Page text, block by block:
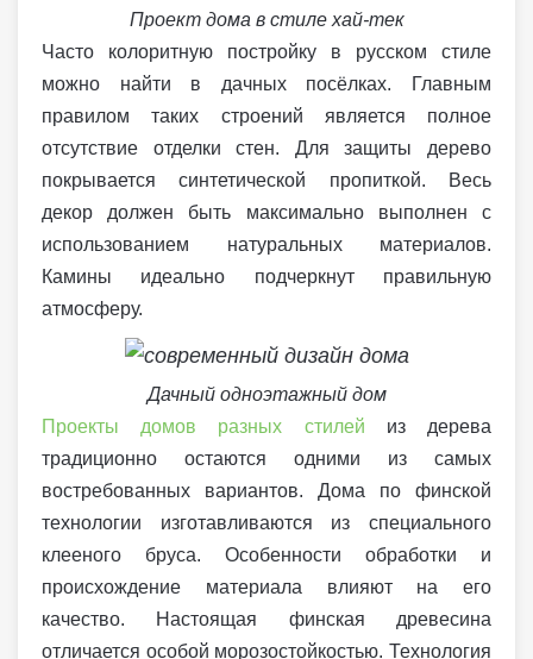
Проект дома в стиле хай-тек
Часто колоритную постройку в русском стиле
можно найти в дачных посёлках. Главным
правилом таких строений является полное
отсутствие отделки стен. Для защиты дерево
покрывается синтетической пропиткой. Весь
декор должен быть максимально выполнен с
использованием натуральных материалов.
Камины идеально подчеркнут правильную
атмосферу.
Дачный одноэтажный дом
Проекты домов разных стилей из дерева
традиционно остаются одними из самых
востребованных вариантов. Дома по финской
технологии изготавливаются из специального
клееного бруса. Особенности обработки и
происхождение материала влияют на его
качество. Настоящая финская древесина
отличается особой морозостойкостью. Технология